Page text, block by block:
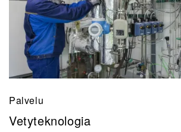
Palvelu
Vetyteknologia